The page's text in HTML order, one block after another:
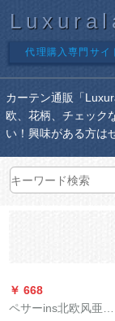
代理購入専門サイ
カーテン通販「
欧、花柄、チェック
い！興味がある方は
￥ 668
ペサーins北欧风亜麻